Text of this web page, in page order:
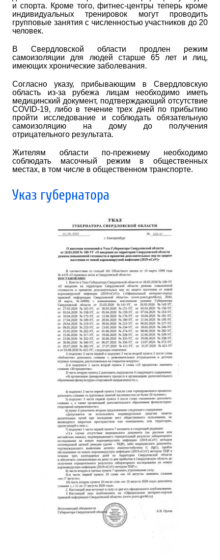
и спорта. Кроме того, фитнес-центры теперь кроме
индивидуальных тренировок могут проводить
групповые занятия с численностью участников до 20
человек.
В Свердловской области продлен режим
самоизоляции для людей старше 65 лет и лиц,
имеющих хронические заболевания.
Согласно указу, прибывающим в Свердловскую
область из-за рубежа лицам необходимо иметь
медицинский документ, подтверждающий отсутствие
COVID-19, либо в течение трех дней по прибытию
пройти исследование и соблюдать обязательную
самоизоляцию на дому до получения
отрицательного результата.
Жителям области по-прежнему необходимо
соблюдать масочный режим в общественных
местах, в том числе в общественном транспорте.
Указ губернатора